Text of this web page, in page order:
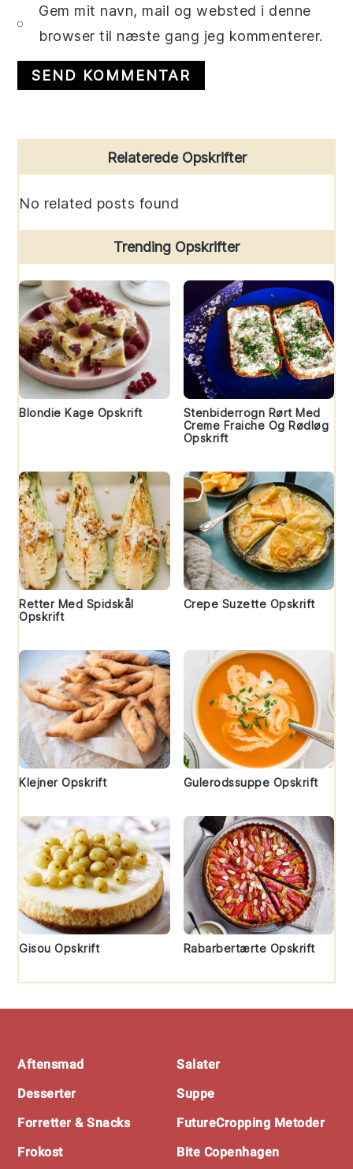
Gem mit navn, mail og websted i denne
browser til næste gang jeg kommenterer.
Sidebar
Relaterede Opskrifter
No related posts found
Trending Opskrifter
Blondie Kage Opskrift
Stenbiderrogn Rørt Med
Creme Fraiche Og Rødløg
Opskrift
Retter Med Spidskål
Opskrift
Crepe Suzette Opskrift
Klejner Opskrift Gulerodssuppe Opskrift
Gisou Opskrift Rabarbertærte Opskrift
Aftensmad
Desserter
Forretter & Snacks
Frokost
Salater
Suppe
FutureCropping Metoder
Bite Copenhagen